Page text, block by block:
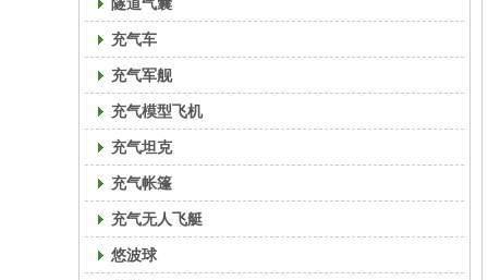
充气车
充气军舰
充气模型飞机
充气坦克
充气帐篷
充气无人飞艇
悠波球